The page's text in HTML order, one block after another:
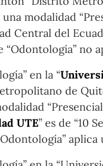
modalidad
Central del
“Odontología” no
en la “
de
UTE” es de “10